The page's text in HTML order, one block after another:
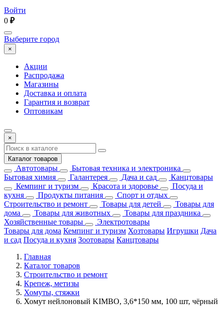
Войти
0 ₽
Выберите город
×
Акции
Распродажа
Магазины
Доставка и оплата
Гарантия и возврат
Оптовикам
×
Каталог товаров
Автотовары
Бытовая техника и электроника
Бытовая химия
Галантерея Дача и сад
Канцтовары
Кемпинг и туризм
Красота и здоровье
Посуда и
кухня
Продукты питания
Спорт и отдых
Строительство и ремонт
Товары для детей
Товары для
дома
Товары для животных
Товары для праздника
Хозяйственные товары
Электротовары
Товары для дома Кемпинг и туризм Хозтовары Игрушки Дача
и сад Посуда и кухня Зоотовары Канцтовары
Главная
Каталог товаров
Строительство и ремонт
Крепеж, метизы
Хомуты, стяжки
Хомут нейлоновый KIMBO, 3,6*150 мм, 100 шт, чёрный